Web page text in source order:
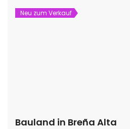
Neu zum Verkauf
Bauland in Breña Alta